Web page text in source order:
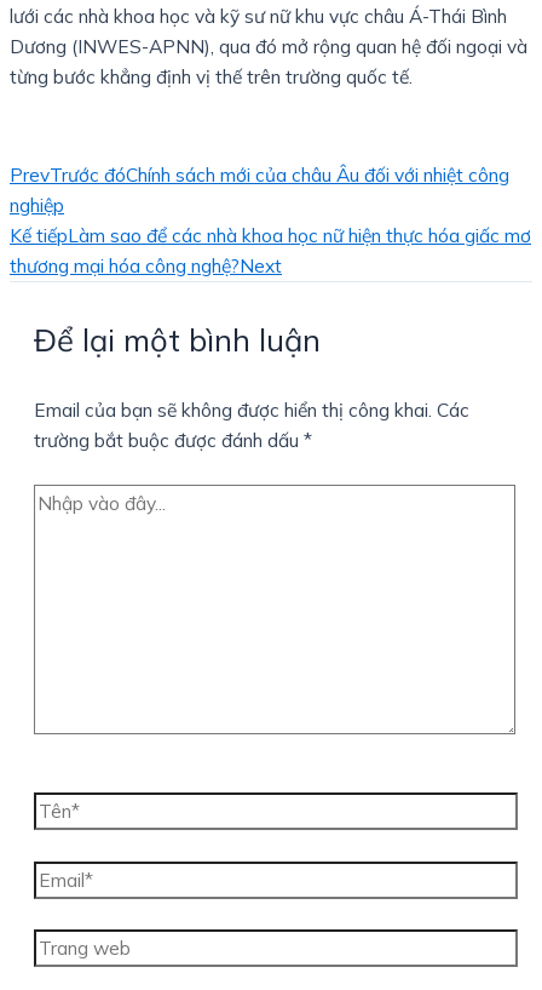
lưới các nhà khoa học và kỹ sư nữ khu vực châu Á-Thái Bình
Dương (INWES-APNN), qua đó mở rộng quan hệ đối ngoại và
từng bước khẳng định vị thế trên trường quốc tế.
PrevTrước đóChính sách mới của châu Âu đối với nhiệt công
nghiệp
Kế tiếpLàm sao để các nhà khoa học nữ hiện thực hóa giấc mơ
thương mại hóa công nghệ?Next
Để lại một bình luận
Email của bạn sẽ không được hiển thị công khai. Các
trường bắt buộc được đánh dấu *
Nhập
Tên*
Email*
Trang
web